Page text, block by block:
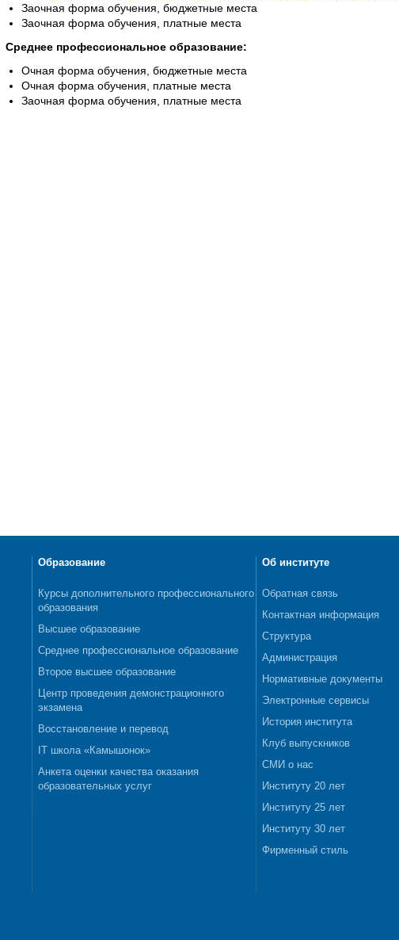
Заочная форма обучения, бюджетные места
Заочная форма обучения, платные места
Среднее профессиональное образование:
Очная форма обучения, бюджетные места
Очная форма обучения, платные места
Заочная форма обучения, платные места
Образование
Курсы дополнительного профессионального
образования
Высшее образование
Среднее профессиональное образование
Второе высшее образование
Центр проведения демонстрационного
экзамена
Восстановление и перевод
IT школа «Камышонок»
Анкета оценки качества оказания
образовательных услуг
Об институте
Обратная связь
Контактная информация
Структура
Администрация
Нормативные документы
Электронные сервисы
История института
Клуб выпускников
СМИ о нас
Институту 20 лет
Институту 25 лет
Институту 30 лет
Фирменный стиль